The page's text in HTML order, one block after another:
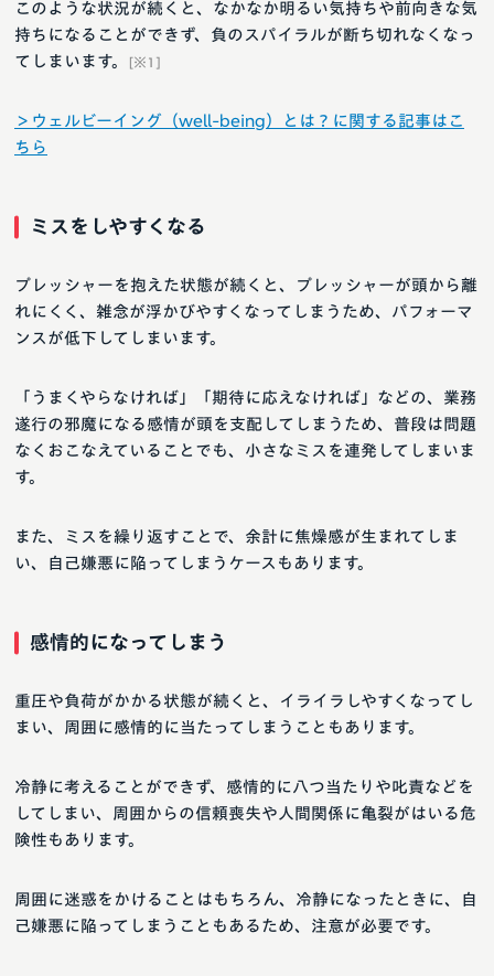
このような状況が続くと、なかなか明るい気持ちや前向きな気
持ちになることができず、負のスパイラルが断ち切れなくなっ
てしまいます。
[※1]
＞ウェルビーイング（well-being）とは？に関する記事はこ
ちら
ミスをしやすくなる
プレッシャーを抱えた状態が続くと、プレッシャーが頭から離
れにくく、雑念が浮かびやすくなってしまうため、パフォーマ
ンスが低下してしまいます。
「うまくやらなければ」「期待に応えなければ」などの、業務
遂行の邪魔になる感情が頭を支配してしまうため、普段は問題
なくおこなえていることでも、小さなミスを連発してしまいま
す。
また、ミスを繰り返すことで、余計に焦燥感が生まれてしま
い、自己嫌悪に陥ってしまうケースもあります。
感情的になってしまう
重圧や負荷がかかる状態が続くと、イライラしやすくなってし
まい、周囲に感情的に当たってしまうこともあります。
冷静に考えることができず、感情的に八つ当たりや叱責などを
してしまい、周囲からの信頼喪失や人間関係に亀裂がはいる危
険性もあります。
周囲に迷惑をかけることはもちろん、冷静になったときに、自
己嫌悪に陥ってしまうこともあるため、注意が必要です。